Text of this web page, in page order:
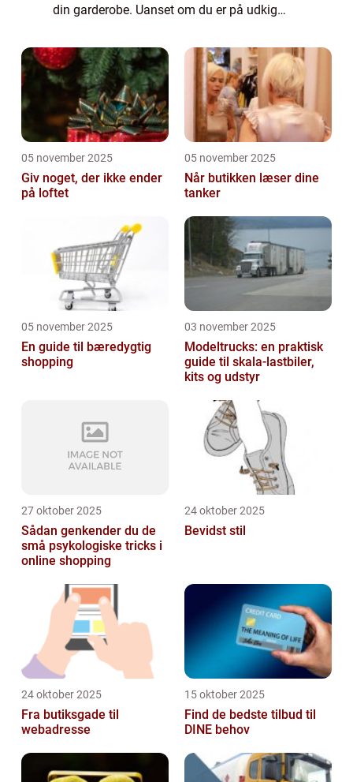
din garderobe. Uanset om du er på udkig
begivenhed eller et afslappet par ...
05 november 2025
Giv noget, der ikke ender
på loftet
05 november 2025
Når butikken læser dine
tanker
05 november 2025
En guide til bæredygtig
shopping
03 november 2025
Modeltrucks: en praktisk
guide til skala-lastbiler,
kits og udstyr
27 oktober 2025
Sådan genkender du de
små psykologiske tricks i
online shopping
24 oktober 2025
Bevidst stil
24 oktober 2025
Fra butiksgade til
webadresse
15 oktober 2025
Find de bedste tilbud til
DINE behov